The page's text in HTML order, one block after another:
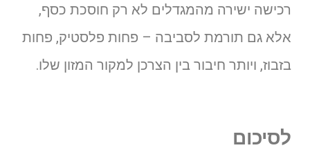
רכישה ישירה מהמגדלים לא רק חוסכת כסף,
אלא גם תורמת לסביבה – פחות פלסטיק, פחות
בזבוז, ויותר חיבור בין הצרכן למקור המזון שלו.
לסיכום